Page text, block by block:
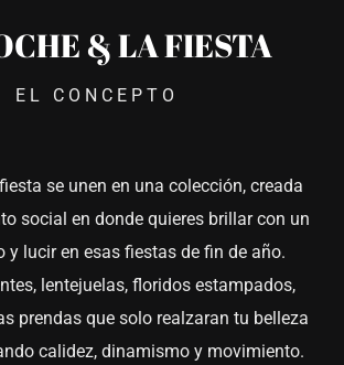
& LA FIESTA
EL CONCEPTO
se unen en una colección, creada
social en donde quieres brillar con un
y lucir en esas fiestas de fin de año.
lentejuelas, floridos estampados,
prendas que solo realzaran tu belleza
calidez, dinamismo y movimiento.